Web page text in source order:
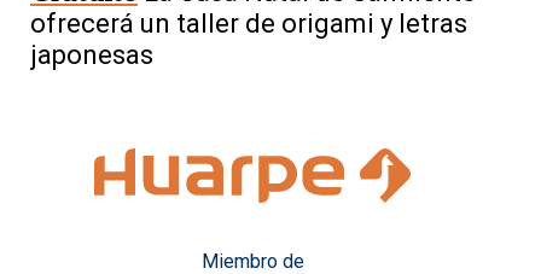
ofrecerá un taller de origami y letras
japonesas
Miembro de